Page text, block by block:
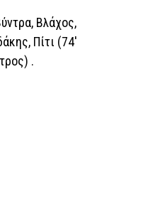
Βλάχος,
Πίτι (74′
.